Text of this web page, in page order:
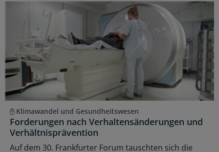
Klimawandel und Gesundheitswesen
Forderungen nach Verhaltensänderungen und
Verhältnisprävention
Auf dem 30. Frankfurter Forum tauschten sich die